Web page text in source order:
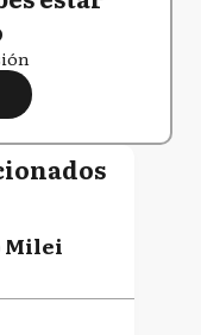
Milei